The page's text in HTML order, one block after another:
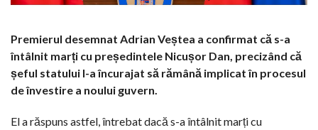
Premierul desemnat Adrian Veștea a confirmat că s-a
întâlnit marți cu președintele Nicușor Dan, precizând că
șeful statului l-a încurajat să rămână implicat în procesul
de învestire a noului guvern.
El a răspuns astfel, întrebat dacă s-a întâlnit marți cu